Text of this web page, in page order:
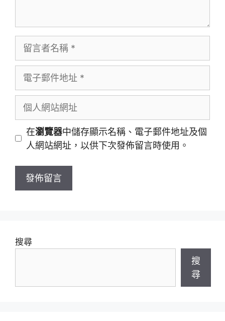
在瀏覽器中儲存顯示名稱、電子郵件地址及個
人網站網址，以供下次發佈留言時使用。
搜尋
搜
尋